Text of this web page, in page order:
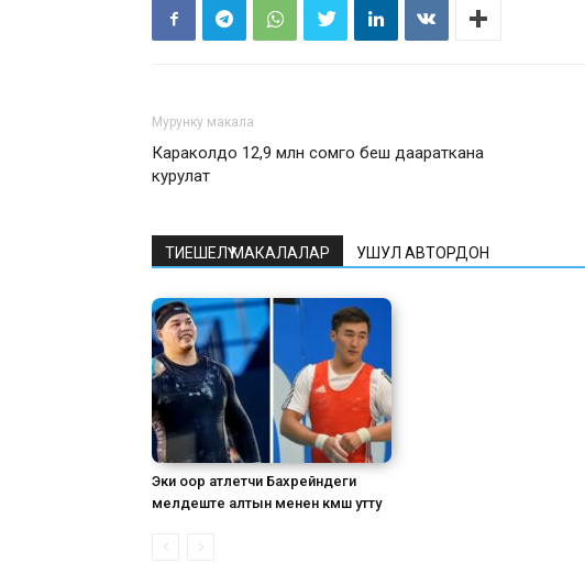
Мурунку макала
Караколдо 12,9 млн сомго беш даараткана
курулат
ТИЕШЕЛҮҮ МАКАЛАЛАР УШУЛ АВТОРДОН
Эки оор атлетчи Бахрейндеги
мелдеште алтын менен күмүш утту